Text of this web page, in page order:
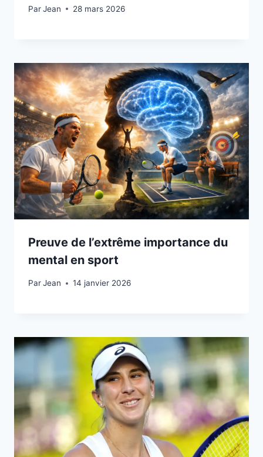
ParJean
15 janvier 202628 mars 2026
Preuve de l’extrême importance du
mental en sport
ParJean
14 janvier 202614 janvier 2026